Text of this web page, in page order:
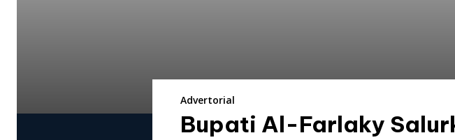
Advertorial
Bupati Al-Farlaky